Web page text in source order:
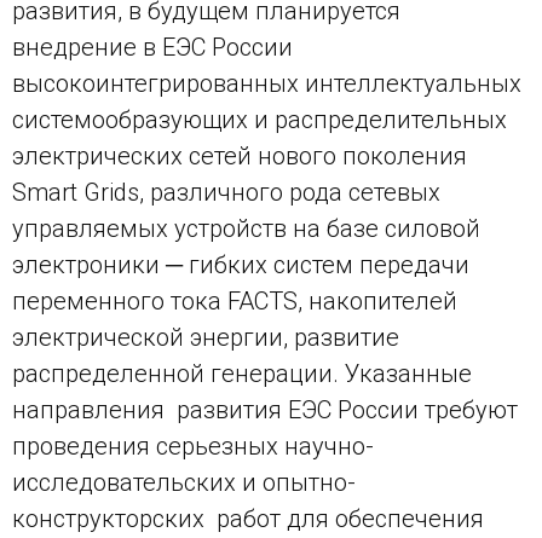
развития, в будущем планируется
внедрение в ЕЭС России
высокоинтегрированных интеллектуальных
системообразующих и распределительных
электрических сетей нового поколения
Smart Grids, различного рода сетевых
управляемых устройств на базе силовой
электроники ─ гибких систем передачи
переменного тока FACTS, накопителей
электрической энергии, развитие
распределенной генерации. Указанные
направления развития ЕЭС России требуют
проведения серьезных научно-
исследовательских и опытно-
конструкторских работ для обеспечения